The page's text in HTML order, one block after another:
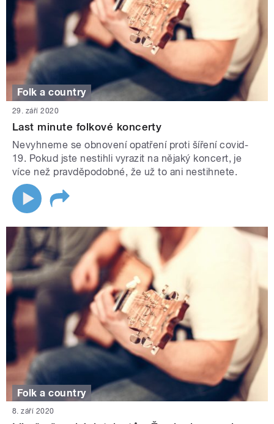
Folk a country
29. září 2020
Last minute folkové koncerty
Nevyhneme se obnovení opatření proti šíření covid-
19. Pokud jste nestihli vyrazit na nějaký koncert, je
více než pravděpodobné, že už to ani nestihnete.
Folk a country
8. září 2020